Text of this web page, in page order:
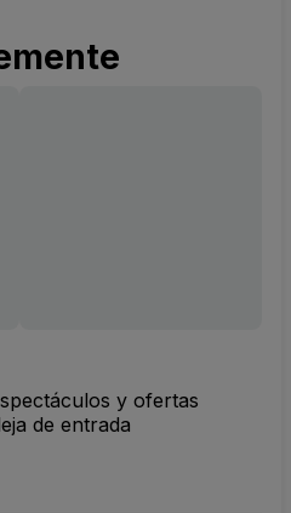
y ofertas
de entrada